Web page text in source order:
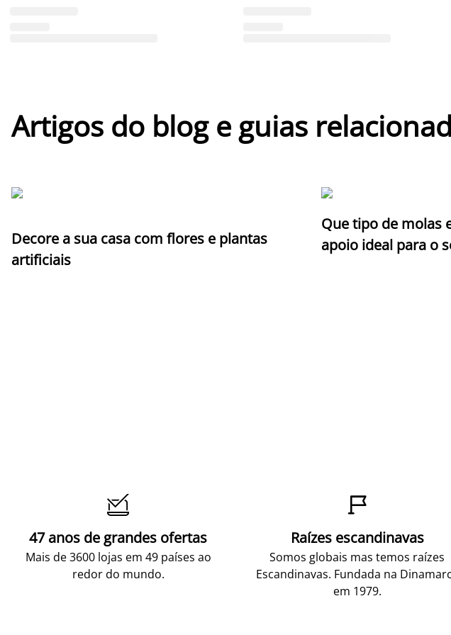
Artigos do blog e guias
Decore a sua casa com flores e plantas
artificiais
Que tipo de molas
apoio ideal para o

47 anos de grandes ofertas
Mais de 3600 lojas em 49 países ao
redor do mundo.

Raízes escandinavas
Somos globais mas temos raízes
Escandinavas. Fundada na
em 1979.